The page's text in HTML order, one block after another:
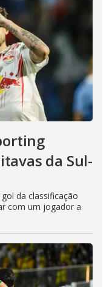
da Sul-
da classificação
com um jogador a